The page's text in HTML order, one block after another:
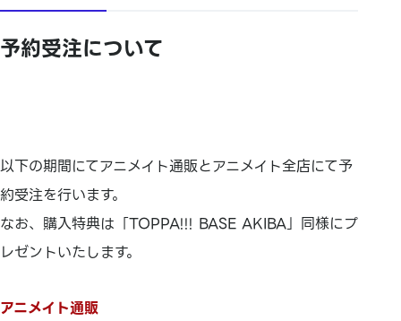
予約受注について
以下の期間にてアニメイト通販とアニメイト全店にて予
約受注を行います。
なお、購入特典は「TOPPA!!! BASE AKIBA」同様にプ
レゼントいたします。
アニメイト通販